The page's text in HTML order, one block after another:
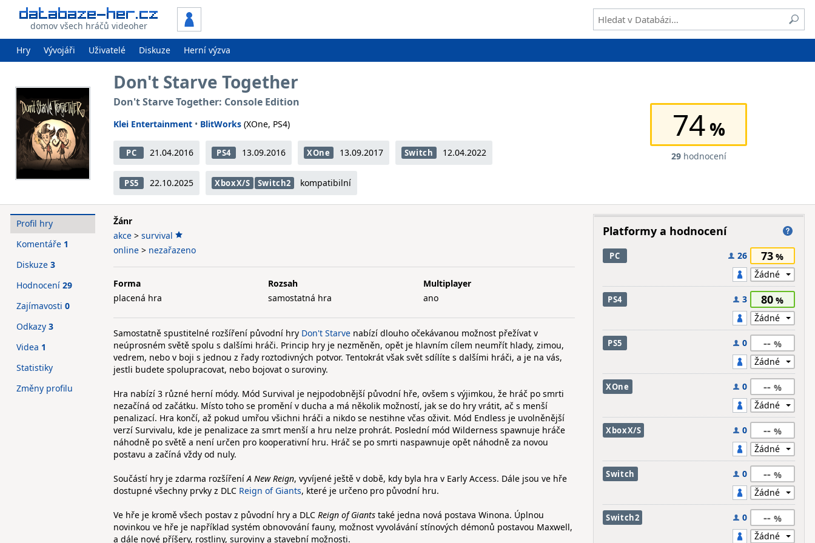
domov všech hráčů videoher
Hry Vývojáři Uživatelé Diskuze Herní výzva
Don't Starve Together
Don't Starve Together: Console Edition
Klei Entertainment • BlitWorks (XOne, PS4)
PC 21.04.2016 PS4 13.09.2016 XOne 13.09.2017 Switch 12.04.2022
PS5 22.10.2025 XboxX/S Switch2 kompatibilní
74
29hodnocení
Žánr
akce > survival
online > nezařazeno
Forma
placená hra
Rozsah
samostatná hra
Multiplayer
ano
Samostatně spustitelné rozšíření původní hry Don't Starve nabízí dlouho očekávanou možnost přežívat v
neúprosném světě spolu s dalšími hráči. Princip hry je nezměněn, opět je hlavním cílem neumřít hlady, zimou,
vedrem, nebo v boji s jednou z řady roztodivných potvor. Tentokrát však svět sdílíte s dalšími hráči, a je na vás,
jestli budete spolupracovat, nebo bojovat o suroviny.
Hra nabízí 3 různé herní módy. Mód Survival je nejpodobnější původní hře, ovšem s výjimkou, že hráč po smrti
nezačíná od začátku. Místo toho se promění v ducha a má několik možností, jak se do hry vrátit, ač s menší
penalizací. Hra končí, až pokud umřou všichni hráči a nikdo se nestihne včas oživit. Mód Endless je uvolněnější
verzí Survivalu, kde je penalizace za smrt menší a hru nelze prohrát. Poslední mód Wilderness spawnuje hráče
náhodně po světě a není určen pro kooperativní hru. Hráč se po smrti naspawnuje opět náhodně za novou
postavu a začíná vždy od nuly.
Součástí hry je zdarma rozšířeníA New Reign, vyvíjené ještě v době, kdy byla hra v Early Access. Dále jsou ve hře
dostupné všechny prvky z DLC Reign of Giants, které je určeno pro původní hru.
Ve hře je kromě všech postav z původní hry a DLC Reign of Giants také jedna nová postava Winona. Úplnou
novinkou ve hře je například systém obnovování fauny, možnost vyvolávání stínových démonů postavou Maxwell,
a dále nové příšery, rostliny, suroviny a stavební možnosti.
Profil hry
Komentáře 1
Diskuze 3
Hodnocení 29
Zajímavosti 0
Odkazy 3
Videa 1
Statistiky
Změny profilu
Platformy a hodnocení
PC 26 73
PS4 3 80
PS5 0 --
XOne 0 --
XboxX/S 0 --
Switch 0 --
Switch2 0 --